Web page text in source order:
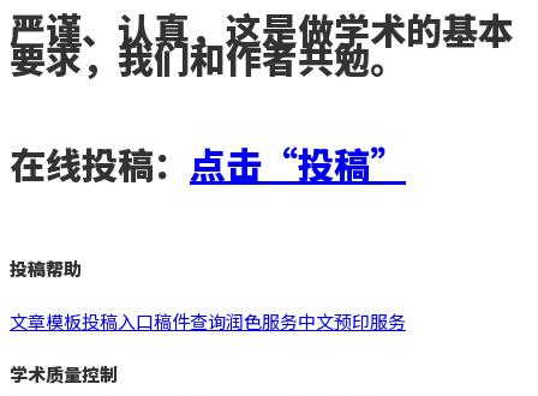
严谨、认真，这是做学术的基本
要求，我们和作者共勉。
在线投稿： 点击“投稿”
投稿帮助
文章模板投稿入口稿件查询润色服务中文预印服务
学术质量控制